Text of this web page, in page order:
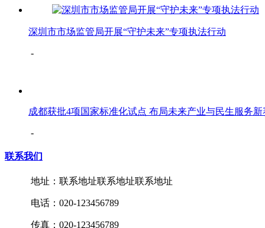
深圳市市场监管局开展“守护未来”专项执法行动
-
成都获批4项国家标准化试点 布局未来产业与民生服务新
-
联系我们
地址：联系地址联系地址联系地址
电话：020-123456789
传真：020-123456789